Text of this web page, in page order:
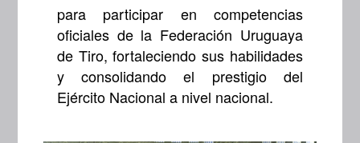
para participar en competencias
oficiales de la Federación Uruguaya
de Tiro, fortaleciendo sus habilidades
y consolidando el prestigio del
Ejército Nacional a nivel nacional.